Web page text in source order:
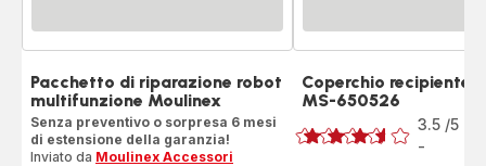
Pacchetto di riparazione robot
multifunzione Moulinex
Senza preventivo o sorpresa 6 mesi
di estensione della garanzia!
Inviato da Moulinex Accessori
Coperchio recipiente
MS-650526
Voto
3.5 /5
-